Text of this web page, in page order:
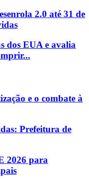
2.0 até 31 de
dos EUA e avalia
e o combate à
Prefeitura de
2026 para